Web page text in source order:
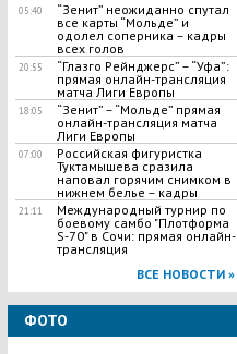
05:40
“Зенит” неожиданно спутал
все карты “Мольде” и
одолел соперника – кадры
всех голов
20:55
“Глазго Рейнджерс” – “Уфа”:
прямая онлайн-трансляция
матча Лиги Европы
18:05
“Зенит” – “Мольде” прямая
онлайн-трансляция матча
Лиги Европы
07:00
Российская фигуристка
Туктамышева сразила
наповал горячим снимком в
нижнем белье – кадры
21:11
Международный турнир по
боевому самбо "Плотформа
S-70" в Сочи: прямая онлайн-
трансляция
ВСЕ НОВОСТИ »
ФОТО